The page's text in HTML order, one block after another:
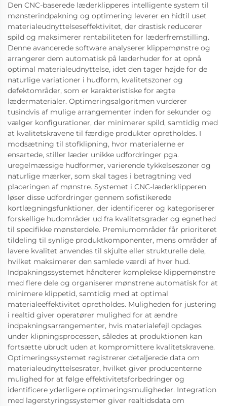
Den CNC-baserede læderklipperes intelligente system til
mønsterindpakning og optimering leverer en hidtil uset
materialeudnyttelseseffektivitet, der drastisk reducerer
spild og maksimerer rentabiliteten for læderfremstilling.
Denne avancerede software analyserer klippemønstre og
arrangerer dem automatisk på læderhuder for at opnå
optimal materialeudnyttelse, idet den tager højde for de
naturlige variationer i hudform, kvalitetszoner og
defektområder, som er karakteristiske for ægte
lædermaterialer. Optimeringsalgoritmen vurderer
tusindvis af mulige arrangementer inden for sekunder og
vælger konfigurationer, der minimerer spild, samtidig med
at kvalitetskravene til færdige produkter opretholdes. I
modsætning til stofklipning, hvor materialerne er
ensartede, stiller læder unikke udfordringer pga.
uregelmæssige hudformer, varierende tykkelseszoner og
naturlige mærker, som skal tages i betragtning ved
placeringen af mønstre. Systemet i CNC-læderklipperen
løser disse udfordringer gennem sofistikerede
kortlægningsfunktioner, der identificerer og kategoriserer
forskellige hudområder ud fra kvalitetsgrader og egnethed
til specifikke mønsterdele. Premiumområder får prioriteret
tildeling til synlige produktkomponenter, mens områder af
lavere kvalitet anvendes til skjulte eller strukturelle dele,
hvilket maksimerer den samlede værdi af hver hud.
Indpakningssystemet håndterer komplekse klippemønstre
med flere dele og organiserer mønstrene automatisk for at
minimere klippetid, samtidig med at optimal
materialeeffektivitet opretholdes. Muligheden for justering
i realtid giver operatører mulighed for at ændre
indpakningsarrangementer, hvis materialefejl opdages
under klipningsprocessen, således at produktionen kan
fortsætte ubrudt uden at kompromittere kvalitetskravene.
Optimeringssystemet registrerer detaljerede data om
materialeudnyttelsesrater, hvilket giver producenterne
mulighed for at følge effektivitetsforbedringer og
identificere yderligere optimeringsmuligheder. Integration
med lagerstyringssystemer giver realtidsdata om